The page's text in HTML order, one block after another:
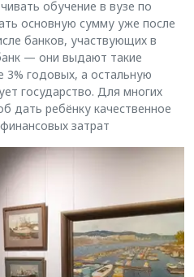
обучение в вузе по
основную сумму уже после
банков, участвующих в
— они выдают такие
годовых, а остальную
государство. Для многих
дать ребёнку качественное
затрат